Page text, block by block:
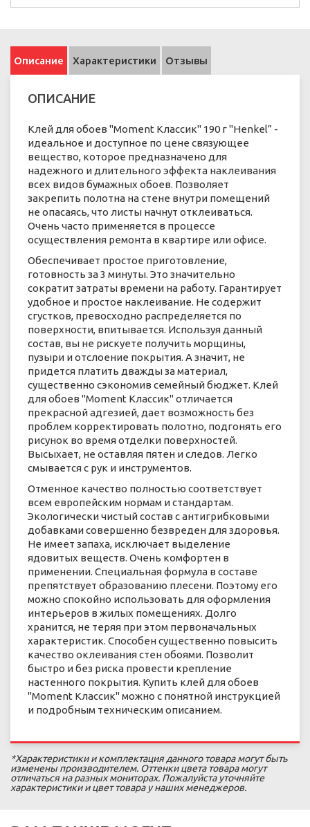
Описание Характеристики Отзывы
ОПИСАНИЕ
Клей для обоев "Moment Классик" 190 г "Henkel” -
идеальное и доступное по цене связующее
вещество, которое предназначено для
надежного и длительного эффекта наклеивания
всех видов бумажных обоев. Позволяет
закрепить полотна на стене внутри помещений
не опасаясь, что листы начнут отклеиваться.
Очень часто применяется в процессе
осуществления ремонта в квартире или офисе.
Обеспечивает простое приготовление,
готовность за 3 минуты. Это значительно
сократит затраты времени на работу. Гарантирует
удобное и простое наклеивание. Не содержит
сгустков, превосходно распределяется по
поверхности, впитывается. Используя данный
состав, вы не рискуете получить морщины,
пузыри и отслоение покрытия. А значит, не
придется платить дважды за материал,
существенно сэкономив семейный бюджет. Клей
для обоев "Moment Классик" отличается
прекрасной адгезией, дает возможность без
проблем корректировать полотно, подгонять его
рисунок во время отделки поверхностей.
Высыхает, не оставляя пятен и следов. Легко
смывается с рук и инструментов.
Отменное качество полностью соответствует
всем европейским нормам и стандартам.
Экологически чистый состав с антигрибковыми
добавками совершенно безвреден для здоровья.
Не имеет запаха, исключает выделение
ядовитых веществ. Очень комфортен в
применении. Специальная формула в составе
препятствует образованию плесени. Поэтому его
можно спокойно использовать для оформления
интерьеров в жилых помещениях. Долго
хранится, не теряя при этом первоначальных
характеристик. Способен существенно повысить
качество оклеивания стен обоями. Позволит
быстро и без риска провести крепление
настенного покрытия. Купить клей для обоев
"Moment Классик" можно с понятной инструкцией
и подробным техническим описанием.
*Характеристики и комплектация данного товара могут быть
изменены производителем. Оттенки цвета товара могут
отличаться на разных мониторах. Пожалуйста уточняйте
характеристики и цвет товара у наших менеджеров.